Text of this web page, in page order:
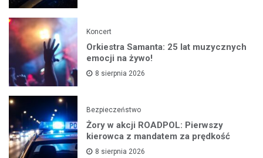
Koncert
Orkiestra Samanta: 25 lat muzycznych
emocji na żywo!
8 sierpnia 2026
Bezpieczeństwo
Żory w akcji ROADPOL: Pierwszy
kierowca z mandatem za prędkość
8 sierpnia 2026